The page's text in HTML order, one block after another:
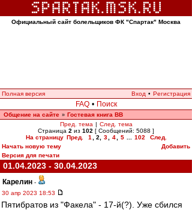
Официальный сайт болельщиков ФК "Спартак" Москва
Полная версия Вход • Регистрация
FAQ • Поиск
Общение на сайте » Гостевая книга ВВ
Пред. тема | След. тема
Страница 2 из 102 [ Сообщений: 5088 ]
На страницу Пред. 1 2 3 4 5 102
След.
Начать новую тему
Добавить
Версия для печати
01.04.2023 - 30.04.2023
Карелин -
30 апр 2023 18:53
Пятибратов из "Факела" - 17-й(?). Уже сбился